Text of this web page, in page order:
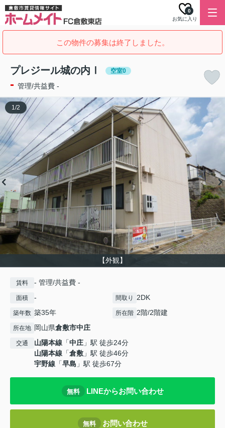
お気に入り
0
この物件の募集は終了しました。
プレジール城の内Ⅰ 空室0
- 管理/共益費 -
【外観】
1/2
賃料 - 管理/共益費 -
面積 - 間取り 2DK
築年数 築35年 所在階 2階/2階建
所在地 岡山県倉敷市中庄
交通 山陽本線 「中庄 」駅 徒歩24分
山陽本線 「倉敷 」駅 徒歩46分
宇野線 「早島 」駅 徒歩67分
無料 LINEからお問い合わせ
無料 お問い合わせ